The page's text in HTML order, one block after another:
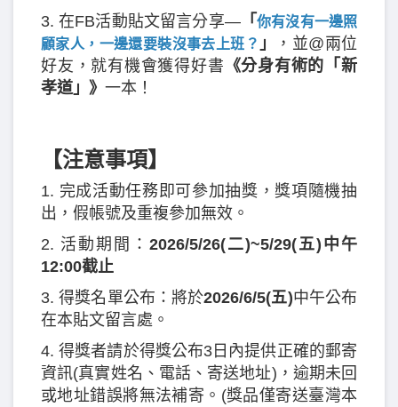
3. 在FB活動貼文留言分享—「你有沒有一邊照
顧家人，一邊還要裝沒事去上班？ 」
，並@兩位
好友，就有機會獲得好書 《分身有術的「新
孝道」》 一本！
【注意事項】
1. 完成活動任務即可參加抽獎，獎項隨機抽
出，假帳號及重複參加無效。
2. 活動期間： 2026/5/26(二)~5/29(五)中午
12:00截止
3. 得獎名單公布：將於2026/6/5(五)中午公布
在本貼文留言處。
4. 得獎者請於得獎公布3日內提供正確的郵寄
資訊(真實姓名、電話、寄送地址)，逾期未回
或地址錯誤將無法補寄。(獎品僅寄送臺灣本